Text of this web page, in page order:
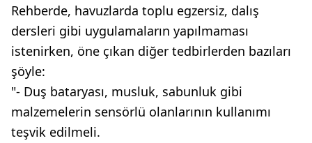
Rehberde, havuzlarda toplu egzersiz, dalış
dersleri gibi uygulamaların yapılmaması
istenirken, öne çıkan diğer tedbirlerden bazıları
şöyle:
"- Duş bataryası, musluk, sabunluk gibi
malzemelerin sensörlü olanlarının kullanımı
teşvik edilmeli.